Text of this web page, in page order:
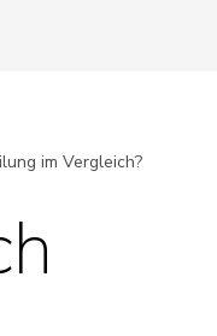
im Vergleich?